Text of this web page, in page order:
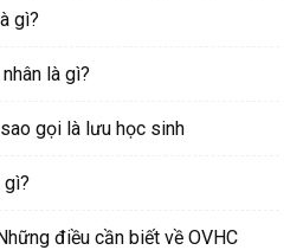
gì?
là gì?
gọi là lưu học sinh
gì?
điều cần biết về OVHC